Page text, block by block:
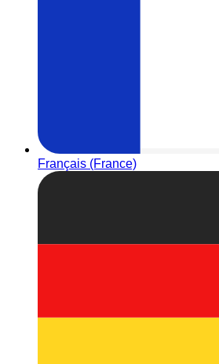
Français (France)